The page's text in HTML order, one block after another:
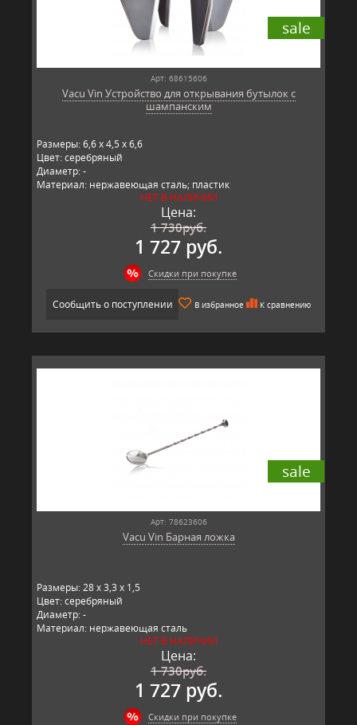
sale
Арт: 68615606
Vacu Vin Устройство для открывания бутылок с
шампанским
Размеры: 6,6 x 4,5 x 6,6
Цвет: серебряный
Диаметр: -
Материал: нержавеющая сталь; пластик
Производитель: Vacu Vin, Китай
НЕТ В НАЛИЧИИ
Цена:
1 730руб.
1 727 руб.
Скидки при покупке
Сообщить о поступлении В избранное К сравнению
sale
Арт: 78623606
Vacu Vin Барная ложка
Размеры: 28 x 3,3 x 1,5
Цвет: серебряный
Диаметр: -
Материал: нержавеющая сталь
Производитель: Vacu Vin, Китай
НЕТ В НАЛИЧИИ
Цена:
1 730руб.
1 727 руб.
Скидки при покупке